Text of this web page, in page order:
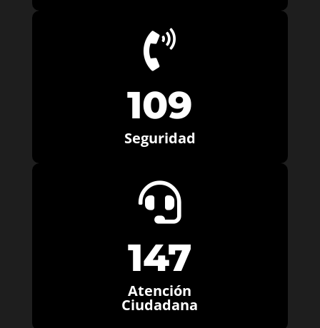

109
Seguridad

147
Atención
Ciudadana